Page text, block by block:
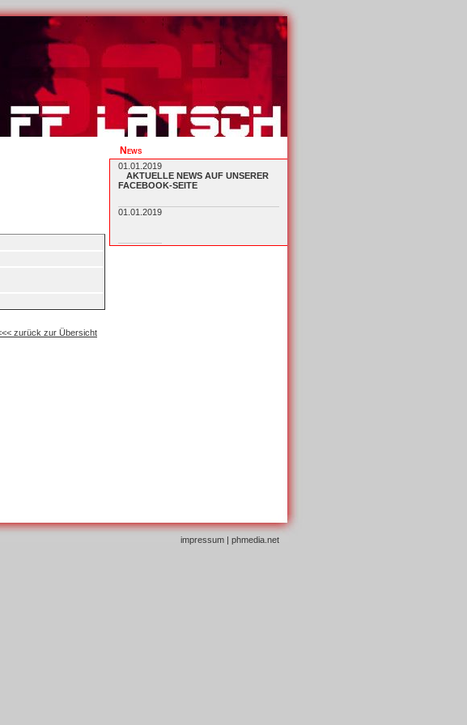
zurück zur Übersicht
News
01.01.2019
AKTUELLE NEWS AUF UNSERER
FACEBOOK-SEITE
01.01.2019
impressum | phmedia.net